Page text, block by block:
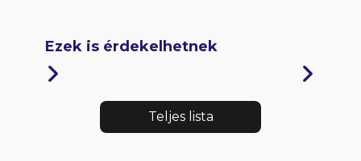
Ezek is érdekelhetnek
Teljes lista